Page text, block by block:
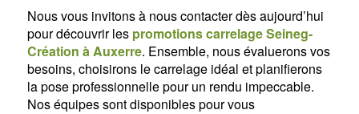
Nous vous invitons à nous contacter dès aujourd’hui
pour découvrir les promotions carrelage Seineg-
Création à Auxerre. Ensemble, nous évaluerons vos
besoins, choisirons le carrelage idéal et planifierons
la pose professionnelle pour un rendu impeccable.
Nos équipes sont disponibles pour vous